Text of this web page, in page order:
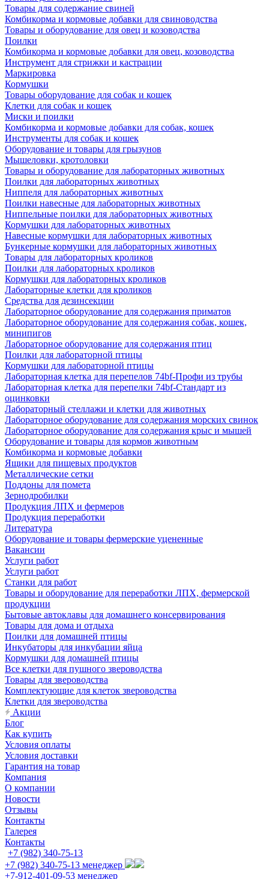
Товары для содержание свиней
Комбикорма и кормовые добавки для свиноводства
Товары и оборудование для овец и козоводства
Поилки
Комбикорма и кормовые добавки для овец, козоводства
Инструмент для стрижки и кастрации
Маркировка
Кормушки
Товары оборудование для собак и кошек
Клетки для собак и кошек
Миски и поилки
Комбикорма и кормовые добавки для собак, кошек
Инструменты для собак и кошек
Оборудование и товары для грызунов
Мышеловки, кротоловки
Товары и оборудование для лабораторных животных
Поилки для лабораторных животных
Ниппеля для лабораторных животных
Поилки навесные для лабораторных животных
Ниппельные поилки для лабораторных животных
Кормушки для лабораторных животных
Навесные кормушки для лабораторных животных
Бункерные кормушки для лабораторных животных
Товары для лабораторных кроликов
Поилки для лабораторных кроликов
Кормушки для лабораторных кроликов
Лабораторные клетки для кроликов
Средства для дезинсекции
Лабораторное оборудование для содержания приматов
Лабораторное оборудование для содержания собак, кошек,
минипигов
Лабораторное оборудование для содержания птиц
Поилки для лабораторной птицы
Кормушки для лабораторной птицы
Лабораторная клетка для перепелов 74bf-Профи из трубы
Лабораторная клетка для перепелки 74bf-Стандарт из
оцинковки
Лабораторный стеллажи и клетки для животных
Лабораторное оборудование для содержания морских свинок
Лабораторное оборудование для содержания крыс и мышей
Оборудование и товары для кормов животным
Комбикорма и кормовые добавки
Ящики для пищевых продуктов
Металлические сетки
Поддоны для помета
Зернодробилки
Продукция ЛПХ и фермеров
Продукция переработки
Литература
Оборудование и товары фермерские уцененные
Вакансии
Услуги работ
Услуги работ
Станки для работ
Товары и оборудование для переработки ЛПХ, фермерской
продукции
Бытовые автоклавы для домашнего консервирования
Товары для дома и отдыха
Поилки для домашней птицы
Инкубаторы для инкубации яйца
Кормушки для домашней птицы
Все клетки для пушного звероводства
Товары для звероводства
Комплектующие для клеток звероводства
Клетки для звероводства
Акции
Блог
Как купить
Условия оплаты
Условия доставки
Гарантия на товар
Компания
О компании
Новости
Отзывы
Контакты
Галерея
Контакты
+7 (982) 340-75-13
+7 (982) 340-75-13 менеджер
+7-912-401-09-53 менеджер